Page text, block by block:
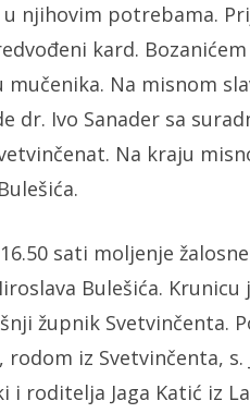
njihovim potrebama.
kard.
Na misnom
dr. Ivo Sanader sa
Na kraju
sati moljenje
Bulešića. Krunicu
župnik Svetvinčenta.
iz Svetvinčenta, s.
i roditelja Jaga Katić iz